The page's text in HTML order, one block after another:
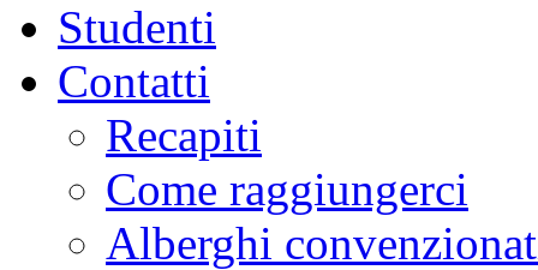
Studenti
Contatti
Recapiti
Come raggiungerci
Alberghi